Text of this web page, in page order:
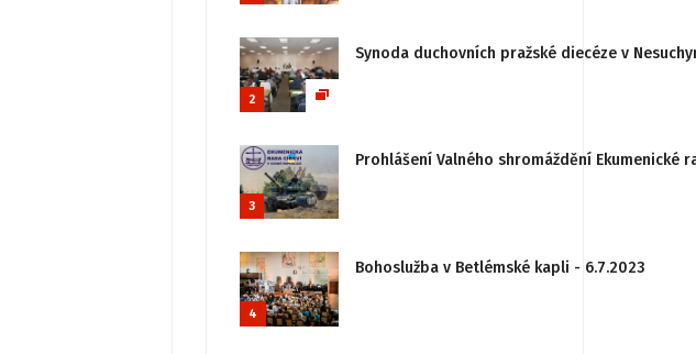
2
Synoda duchovních pražské diecéze v
3
Prohlášení Valného shromáždění
4
Bohoslužba v Betlémské kapli - 6.7.2023